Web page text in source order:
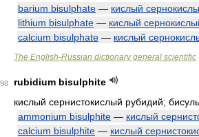
barium bisulphate — кислый
lithium bisulphate — кислый
calcium bisulphate — кислый
The English-Russian dictionary general scientific
98
rubidium bisulphite
кислый сернистокислый рубидий;
ammonium bisulphite — кислый
calcium bisulphite — кислый